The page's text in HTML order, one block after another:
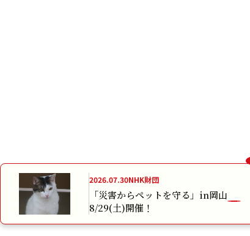
2026.07.30NHK財団
「災害からペットを守る」in岡山
8/29(土)開催！
本サイトに掲載されてい